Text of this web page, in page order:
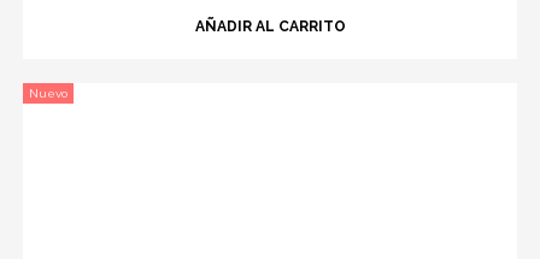
AÑADIR AL CARRITO
Nuevo